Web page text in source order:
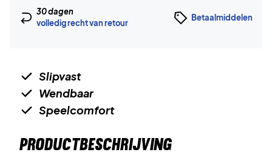
30 dagen
volledig recht van retour
Betaalmiddelen
Slipvast
Wendbaar
Speelcomfort
PRODUCTBESCHRIJVING